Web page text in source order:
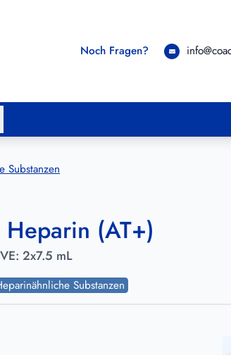
Noch Fragen?
Substanzen
(AT+)
VE: 2x7.5 mL
Substanzen